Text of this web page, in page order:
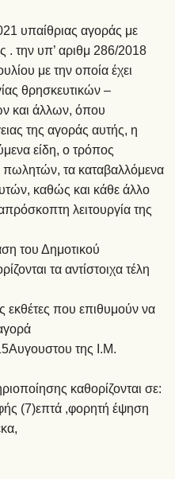
υπαίθριας αγοράς με
. την υπ’ αριθμ 286/2018
με την οποία έχει
θρησκευτικών –
και άλλων, όπου
της αγοράς αυτής, η
είδη, ο τρόπος
πωλητών, τα καταβαλλόμενα
καθώς και κάθε άλλο
λειτουργία της
του Δημοτικού
τα αντίστοιχα τέλη
εκθέτες που επιθυμούν να
της Ι.Μ.
καθορίζονται σε:
(7)επτά ,φορητή έψηση